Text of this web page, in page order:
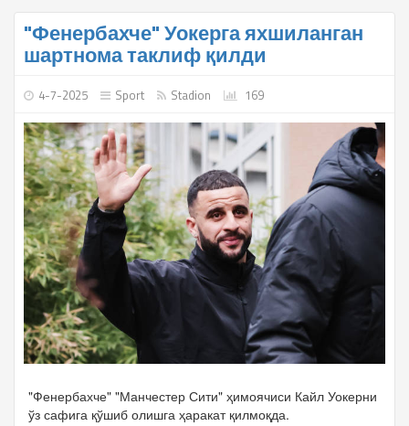
"Фенербахче" Уокерга яхшиланган
шартнома таклиф қилди
4-7-2025 Sport Stadion 169
"Фенербахче" "Манчестер Сити" ҳимоячиси Кайл Уокерни
ўз сафига қўшиб олишга ҳаракат қилмоқда.